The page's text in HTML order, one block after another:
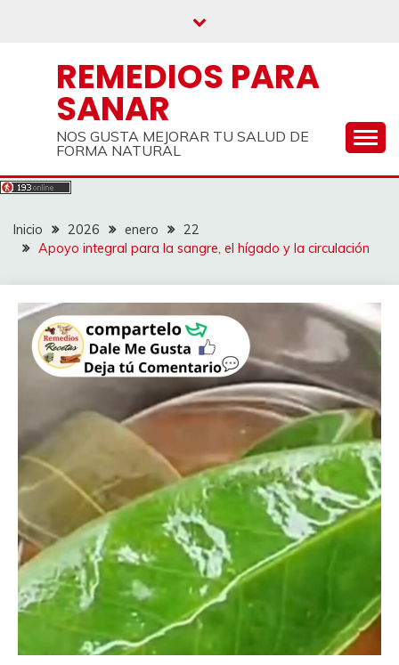
REMEDIOS PARA
SANAR
NOS GUSTA MEJORAR TU SALUD DE
FORMA NATURAL
Inicio 2026 enero
22
Apoyo integral para la sangre, el hígado y la circulación